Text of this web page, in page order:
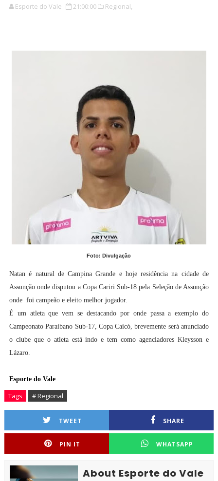
Esporte do Vale 21:00:00 Regional,
Foto: Divulgação
Natan é natural de Campina Grande e hoje residência na cidade de
Assunção onde disputou a Copa Cariri Sub-18 pela Seleção de Assunção
onde foi campeão e eleito melhor jogador.
É um atleta que vem se destacando por onde passa a exemplo do
Campeonato Paraibano Sub-17, Copa Caicó, brevemente será anunciado
o clube que o atleta está indo e tem como agenciadores Kleysson e
Lázaro.
Esporte do Vale
Tags # Regional
TWEET SHARE
PIN IT WHATSAPP
About Esporte do Vale